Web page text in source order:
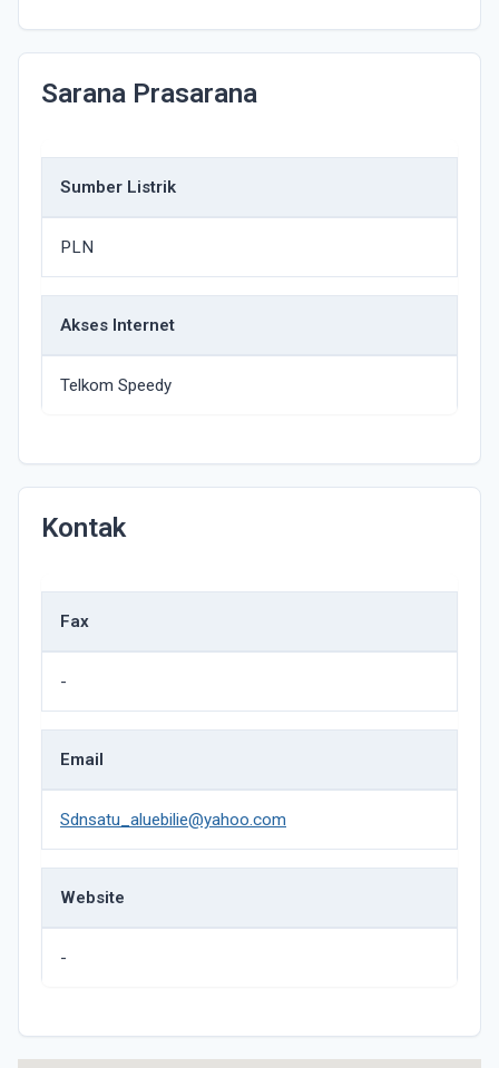
Sarana Prasarana
Sumber Listrik
PLN
Akses Internet
Telkom Speedy
Kontak
Fax
-
Email
Sdnsatu_aluebilie@yahoo.com
Website
-